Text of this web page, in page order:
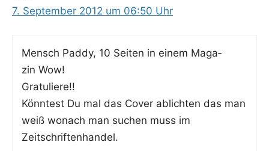
7. September 2012 um 06:50 Uhr
Mensch Pad­dy, 10 Sei­ten in einem Maga­
zin Wow!
Gratuliere!!
Könn­test Du mal das Cover ablich­ten das man
weiß wonach man suchen muss im
Zeitschriftenhandel.